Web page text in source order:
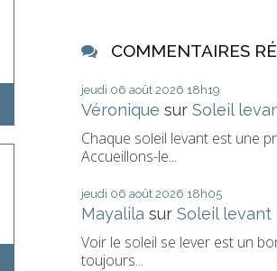
COMMENTAIRES
jeudi 06 août 2026 18h19
Véronique surSoleil
Chaque soleil levant est une
Accueillons-le...
jeudi 06 août 2026 18h05
Mayalila surSoleil levant
Voir le soleil se lever est un
toujours...